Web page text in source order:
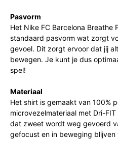
Pasvorm
Het Nike FC Barcelona Breathe
standaard pasvorm wat zorgt
gevoel. Dit zorgt ervoor dat jij
bewegen. Je kunt je dus
spel!
Materiaal
Het shirt is gemaakt van 100%
microvezelmateriaal met Dri-
dat zweet wordt weg gevoerd
gefocust en in beweging